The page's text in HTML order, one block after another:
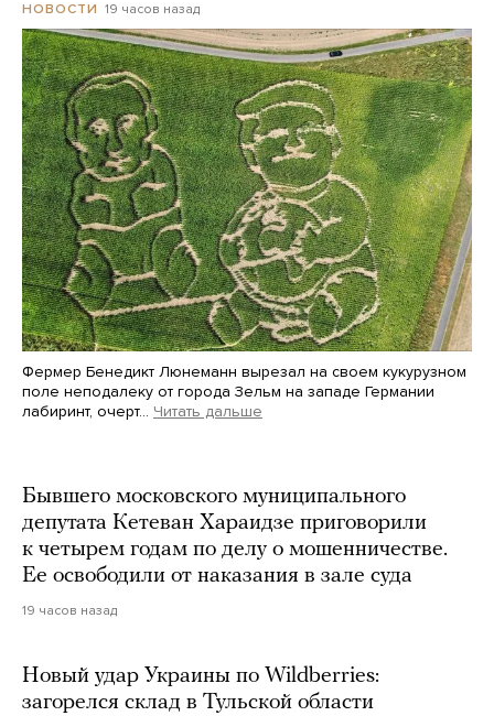
НОВОСТИ 19 часов назад
Фермер Бенедикт Люнеманн вырезал на своем кукурузном
поле неподалеку от города Зельм на западе Германии
лабиринт, очерт… Читать дальше
Бывшего московского муниципального
депутата Кетеван Хараидзе приговорили
к четырем годам по делу о мошенничестве.
Ее освободили от наказания в зале суда
19 часов назад
Новый удар Украины по Wildberries:
загорелся склад в Тульской области